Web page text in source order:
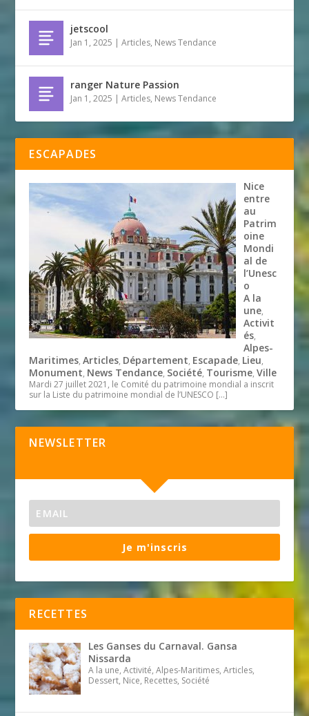
jetscool
Jan 1, 2025 |Articles, News Tendance
ranger Nature Passion
Jan 1, 2025 |Articles, News Tendance
ESCAPADES
Nice
entre
au
Patrim
oine
Mondi
al de
l’Unesc
o
A la
une,
Activit
és,
Alpes-
Maritimes,Articles, Département, Escapade, Lieu,
Monument, News Tendance, Société, Tourisme,Ville
Mardi 27 juillet 2021, le Comité du patrimoine mondial a inscrit
sur la Liste du patrimoine mondial de l’UNESCO […]
NEWSLETTER
Je m'inscris
RECETTES
Les Ganses du Carnaval. Gansa
Nissarda
A la une, Activité, Alpes-Maritimes, Articles,
Dessert, Nice, Recettes, Société